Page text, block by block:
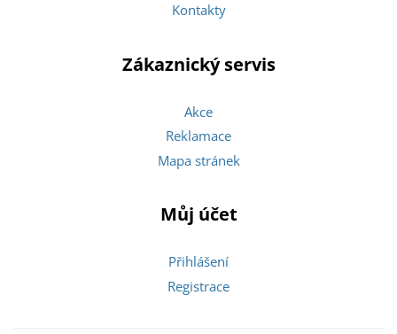
Kontakty
Zákaznický servis
Akce
Reklamace
Mapa stránek
Můj účet
Přihlášení
Registrace